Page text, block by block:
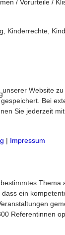
/ Vorurteile /
Kinderrechte,
Thema
ein
Referentinnen
Website
Bei
Sie jederzeit
| Impressum